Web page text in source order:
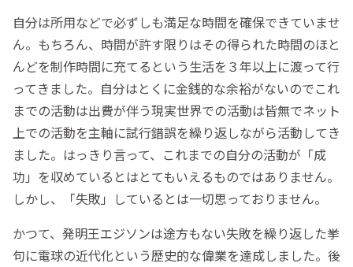
自分は所用などで必ずしも満足な時間を確保できていませ
ん。もちろん、時間が許す限りはその得られた時間のほと
んどを制作時間に充てるという生活を３年以上に渡って行
ってきました。自分はとくに金銭的な余裕がないのでこれ
までの活動は出費が伴う現実世界での活動は皆無でネット
上での活動を主軸に試行錯誤を繰り返しながら活動してき
ました。はっきり言って、これまでの自分の活動が「成
功」を収めているとはとてもいえるものではありません。
しかし、「失敗」しているとは一切思っておりません。
かつて、発明王エジソンは途方もない失敗を繰り返した挙
句に電球の近代化という歴史的な偉業を達成しました。後